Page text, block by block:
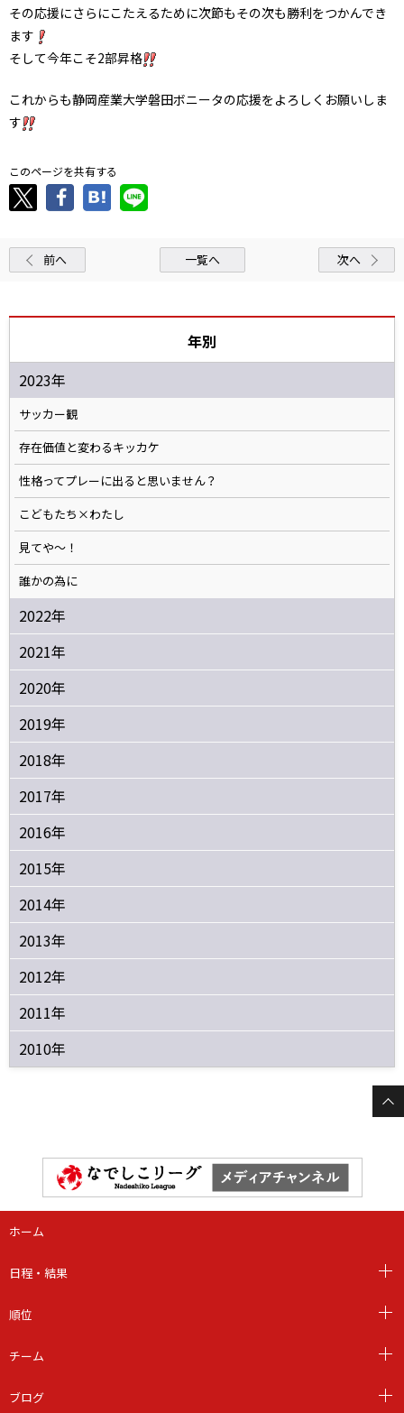
その応援にさらにこたえるために次節もその次も勝利をつかんでき
ます
そして今年こそ2部昇格
これからも静岡産業大学磐田ボニータの応援をよろしくお願いしま
す
このページを共有する
前へ 一覧へ 次へ
年別
2023年
サッカー観
存在価値と変わるキッカケ
性格ってプレーに出ると思いません？
こどもたち×わたし
見てや～！
誰かの為に
2022年
2021年
2020年
2019年
2018年
2017年
2016年
2015年
2014年
2013年
2012年
2011年
2010年
ホーム
日程・結果
順位
チーム
ブログ